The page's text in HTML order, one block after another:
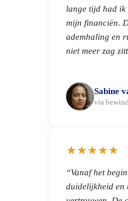
lange tijd had ik
mijn financiën.
ademhaling en
niet meer zag
Sabine
via
★★★★★
“Vanaf het
duidelijkheid en